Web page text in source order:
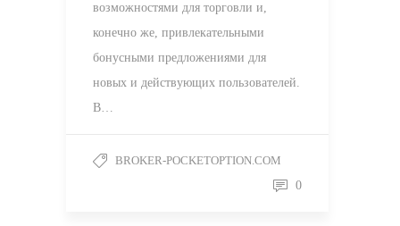
возможностями для торговли и,
конечно же, привлекательными
бонусными предложениями для
новых и действующих пользователей.
В…
BROKER-POCKETOPTION.COM
0